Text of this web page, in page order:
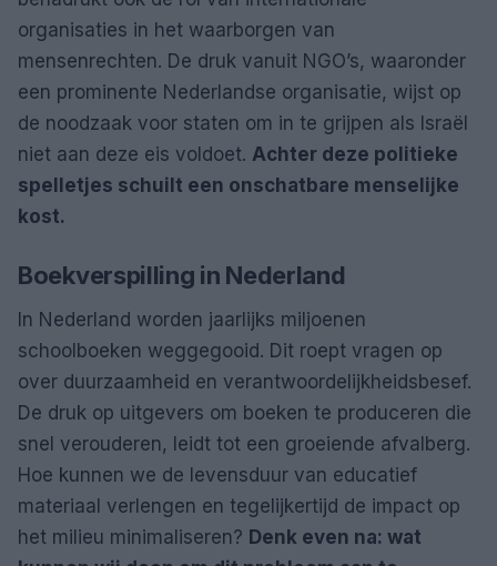
organisaties in het waarborgen van
mensenrechten. De druk vanuit NGO’s, waaronder
een prominente Nederlandse organisatie, wijst op
de noodzaak voor staten om in te grijpen als Israël
niet aan deze eis voldoet. Achter deze politieke
spelletjes schuilt een onschatbare menselijke
kost.
Boekverspilling in Nederland
In Nederland worden jaarlijks miljoenen
schoolboeken weggegooid. Dit roept vragen op
over duurzaamheid en verantwoordelijkheidsbesef.
De druk op uitgevers om boeken te produceren die
snel verouderen, leidt tot een groeiende afvalberg.
Hoe kunnen we de levensduur van educatief
materiaal verlengen en tegelijkertijd de impact op
het milieu minimaliseren? Denk even na: wat